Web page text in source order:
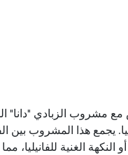
مشروب الزبادي "دانا"
يجمع هذا المشروب بين
النكهة الغنية للفانيليا،